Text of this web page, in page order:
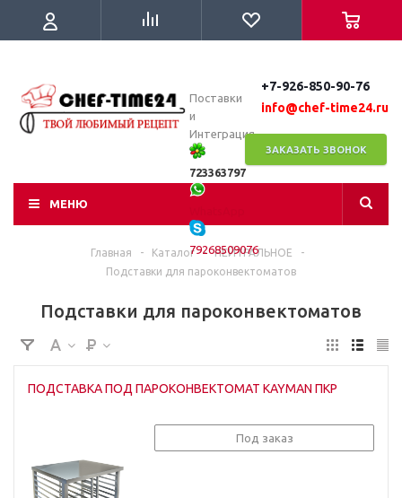
Поставки
и
Интеграция
723363797
79268509076
+7-926-850-90-76
info@chef-time24.ru
ЗАКАЗАТЬ ЗВОНОК
МЕНЮ
Главная - Каталог - НЕЙТРАЛЬНОЕ
-
Подставки для пароконвектоматов
Подставки для пароконвектоматов
ПОДСТАВКА ПОД ПАРОКОНВЕКТОМАТ KAYMAN ПКР
Под заказ